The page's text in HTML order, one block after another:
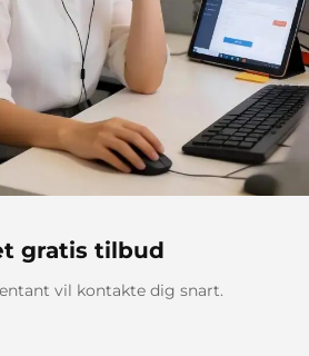
gratis tilbud
vil kontakte dig snart.